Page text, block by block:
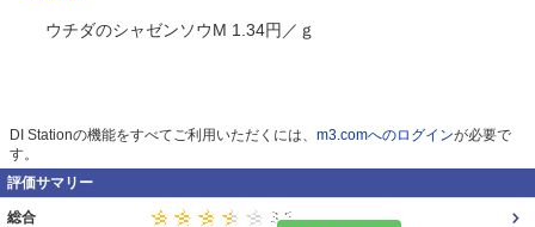
ウチダのシャゼンソウM 1.34円／ｇ
DI Stationの機能をすべてご利用いただくには、 m3.comへのログインが必要で
す。
評価サマリー
総合